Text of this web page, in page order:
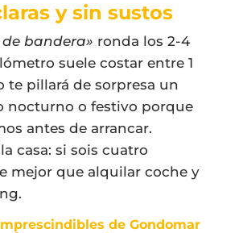
y sin sustos
bandera» ronda los 2-4
suele costar entre 1
te pillará de sorpresa un
nocturno o festivo porque
antes de arrancar.
casa: si sois cuatro
mejor que alquilar coche y
de Gondomar